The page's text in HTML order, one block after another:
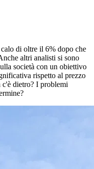
di oltre il 6% dopo che
altri analisti si sono
società con un obiettivo
rispetto al prezzo
dietro? I problemi